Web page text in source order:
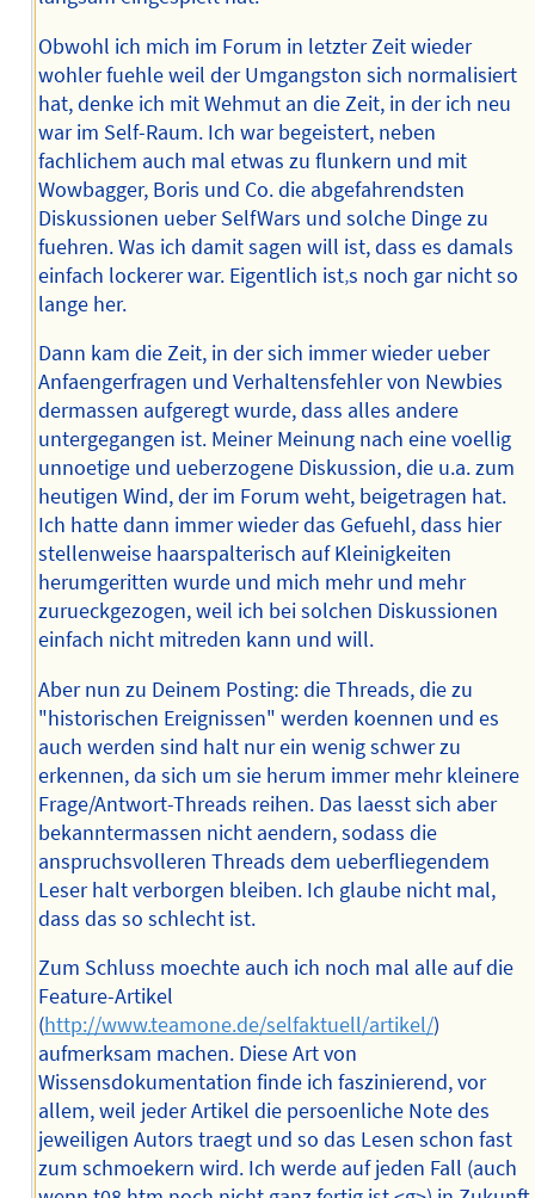
Obwohl ich mich im Forum in letzter Zeit wieder
wohler fuehle weil der Umgangston sich normalisiert
hat, denke ich mit Wehmut an die Zeit, in der ich neu
war im Self-Raum. Ich war begeistert, neben
fachlichem auch mal etwas zu flunkern und mit
Wowbagger, Boris und Co. die abgefahrendsten
Diskussionen ueber SelfWars und solche Dinge zu
fuehren. Was ich damit sagen will ist, dass es damals
einfach lockerer war. Eigentlich ist‚s noch gar nicht so
lange her.
Dann kam die Zeit, in der sich immer wieder ueber
Anfaengerfragen und Verhaltensfehler von Newbies
dermassen aufgeregt wurde, dass alles andere
untergegangen ist. Meiner Meinung nach eine voellig
unnoetige und ueberzogene Diskussion, die u.a. zum
heutigen Wind, der im Forum weht, beigetragen hat.
Ich hatte dann immer wieder das Gefuehl, dass hier
stellenweise haarspalterisch auf Kleinigkeiten
herumgeritten wurde und mich mehr und mehr
zurueckgezogen, weil ich bei solchen Diskussionen
einfach nicht mitreden kann und will.
Aber nun zu Deinem Posting: die Threads, die zu
"historischen Ereignissen" werden koennen und es
auch werden sind halt nur ein wenig schwer zu
erkennen, da sich um sie herum immer mehr kleinere
Frage/Antwort-Threads reihen. Das laesst sich aber
bekanntermassen nicht aendern, sodass die
anspruchsvolleren Threads dem ueberfliegendem
Leser halt verborgen bleiben. Ich glaube nicht mal,
dass das so schlecht ist.
Zum Schluss moechte auch ich noch mal alle auf die
Feature-Artikel
(http://www.teamone.de/selfaktuell/artikel/)
aufmerksam machen. Diese Art von
Wissensdokumentation finde ich faszinierend, vor
allem, weil jeder Artikel die persoenliche Note des
jeweiligen Autors traegt und so das Lesen schon fast
zum schmoekern wird. Ich werde auf jeden Fall (auch